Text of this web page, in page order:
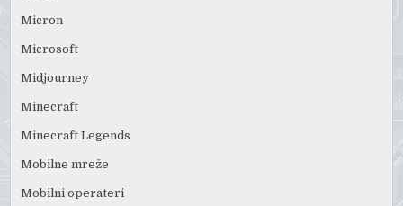
Micron
Microsoft
Midjourney
Minecraft
Minecraft Legends
Mobilne mreže
Mobilni operateri